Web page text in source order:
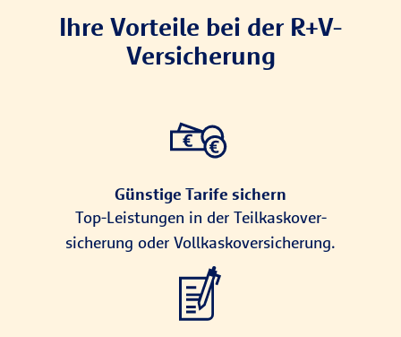
Ihre Vorteile bei der R+V-
Versicherung
Günstige Tarife sichern
Top-Leis­tungen in der Teil­kasko­ver­
siche­rung oder Voll­kasko­ver­siche­rung.